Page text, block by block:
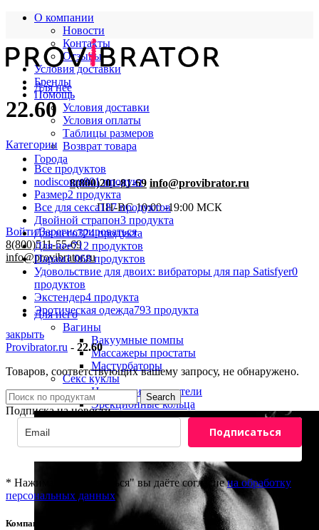
О компании
Новости
Контакты
Отзывы
Условия доставки
Бренды
Помощь
Условия доставки
Условия оплаты
Таблицы размеров
Возврат товара
Города
8(800)201-81-69 info@provibrator.ru
ПН-ВС 10:00 -19:00 МСК
Войти/Зарегистрироваться
8(800)511-55-69
info@provibrator.ru
Для нее
Для него
Вагины
Вакуумные помпы
Массажеры простаты
Мастурбаторы
Секс куклы
Насадки и удлинители
Эрекционные кольца
22.60
Категории
Все продуктов
nodiscount801 продукт
Размер2 продукта
Все для секса187 продуктов
Двойной страпон3 продукта
Для него324 продукта
Для нее712 продуктов
Парам1 068 продуктов
Удовольствие для двоих: вибраторы для пар Satisfyer0
продуктов
Экстендер4 продукта
Эротическая одежда793 продукта
закрыть
Provibrator.ru - 22.60
Товаров, соответствующих вашему запросу, не обнаружено.
Search
Подписка на новости
Подписаться
* Нажимая "Подписаться" вы даёте согласиена обработку
персональных данных
Компания